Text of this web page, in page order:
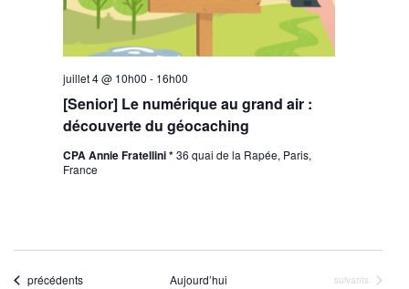
[Senior] Le numérique au grand air :
découverte du géocaching
juillet 4 @ 10h00 - 16h00
CPA Annie Fratellini *36 quai de la Rapée, Paris,
France
Évènements
précédents Aujourd’hui Évènements
suivants